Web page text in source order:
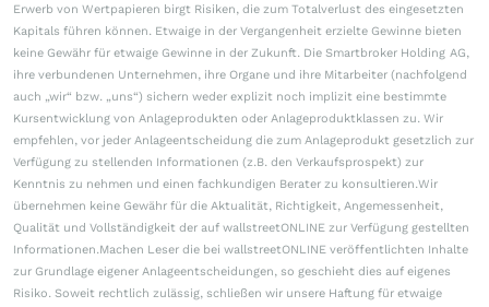
Erwerb von Wertpapieren birgt Risiken, die zum Totalverlust des eingesetzten
Kapitals führen können. Etwaige in der Vergangenheit erzielte Gewinne bieten
keine Gewähr für etwaige Gewinne in der Zukunft. Die Smartbroker Holding AG,
ihre verbundenen Unternehmen, ihre Organe und ihre Mitarbeiter (nachfolgend
auch „wir“ bzw. „uns“) sichern weder explizit noch implizit eine bestimmte
Kursentwicklung von Anlageprodukten oder Anlageproduktklassen zu. Wir
empfehlen, vor jeder Anlageentscheidung die zum Anlageprodukt gesetzlich zur
Verfügung zu stellenden Informationen (z.B. den Verkaufsprospekt) zur
Kenntnis zu nehmen und einen fachkundigen Berater zu konsultieren.Wir
übernehmen keine Gewähr für die Aktualität, Richtigkeit, Angemessenheit,
Qualität und Vollständigkeit der auf wallstreetONLINE zur Verfügung gestellten
Informationen.Machen Leser die bei wallstreetONLINE veröffentlichten Inhalte
zur Grundlage eigener Anlageentscheidungen, so geschieht dies auf eigenes
Risiko. Soweit rechtlich zulässig, schließen wir unsere Haftung für etwaige